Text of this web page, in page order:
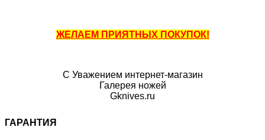
ЖЕЛАЕМ ПРИЯТНЫХ ПОКУПОК!
С Уважением интернет-магазин
Галерея ножей
Gknives.ru
ГАРАНТИЯ